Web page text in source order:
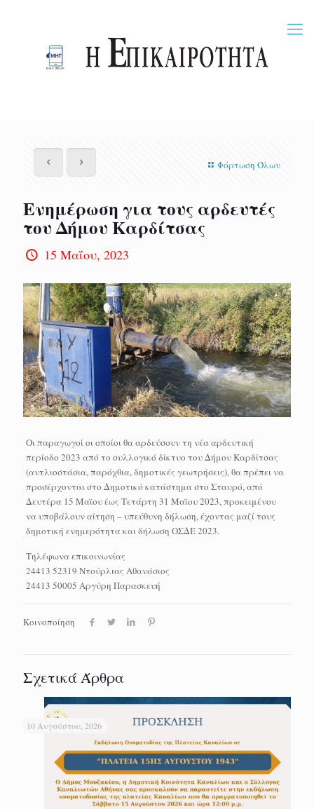
Φόρτωση Όλων
Ενημέρωση για τους αρδευτές
του Δήμου Καρδίτσας
15 Μαΐου, 2023
Οι παραγωγοί οι οποίοι θα αρδεύσουν τη νέα αρδευτική
περίοδο 2023 από το συλλογικό δίκτυο του Δήμου Καρδίτσας
(αντλιοστάσια, παρόχθια, δημοτικές γεωτρήσεις), θα πρέπει να
προσέρχονται στο Δημοτικό κατάστημα στο Σταυρό, από
Δευτέρα 15 Μαϊου έως Τετάρτη 31 Μαϊου 2023, προκειμένου
να υποβάλουν αίτηση – υπεύθυνη δήλωση, έχοντας μαζί τους
δημοτική ενημερότητα και δήλωση ΟΣΔΕ 2023.
Τηλέφωνα επικοινωνίας
24413 52319 Ντούρλιας Αθανάσιος
24413 50005 Αργύρη Παρασκευή
Κοινοποίηση
Σχετικά Άρθρα
10 Αυγούστου, 2026